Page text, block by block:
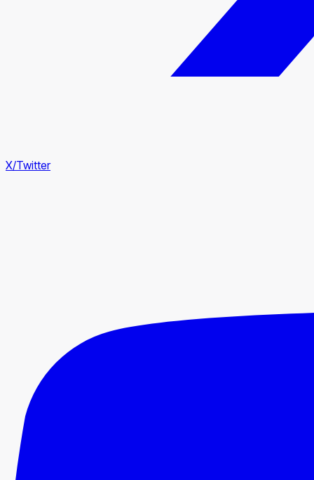
X/Twitter